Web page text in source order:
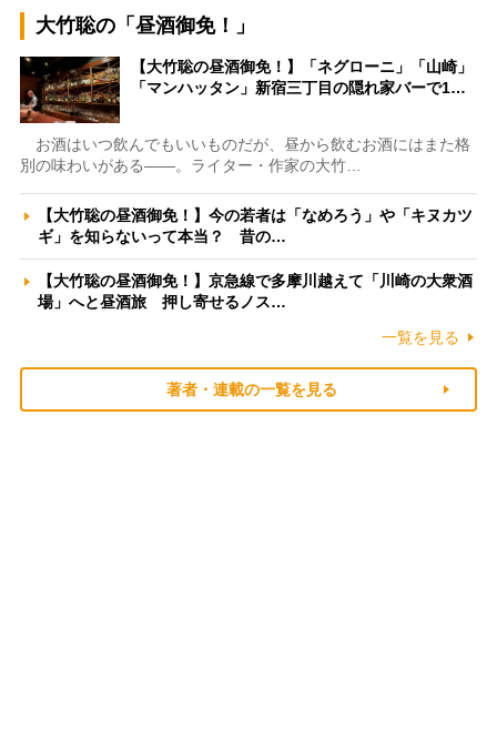
大竹聡の「昼酒御免！」
【大竹聡の昼酒御免！】「ネグローニ」「山崎」
「マンハッタン」新宿三丁目の隠れ家バーで1…
お酒はいつ飲んでもいいものだが、昼から飲むお酒にはまた格
別の味わいがある――。ライター・作家の大竹…
【大竹聡の昼酒御免！】今の若者は「なめろう」や「キヌカツ
ギ」を知らないって本当？ 昔の…
【大竹聡の昼酒御免！】京急線で多摩川越えて「川崎の大衆酒
場」へと昼酒旅 押し寄せるノス…
一覧を見る
著者・連載の一覧を見る